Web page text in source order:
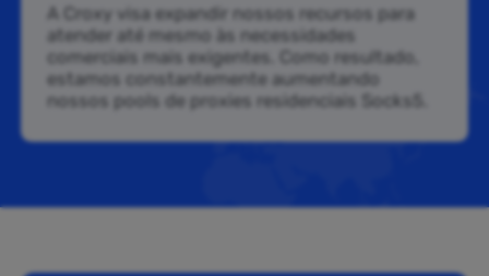
A Croxy visa expandir nossos recursos para
atender até mesmo às necessidades
comerciais mais exigentes. Como resultado,
estamos constantemente aumentando
nossos pools de proxies residenciais Socks5.